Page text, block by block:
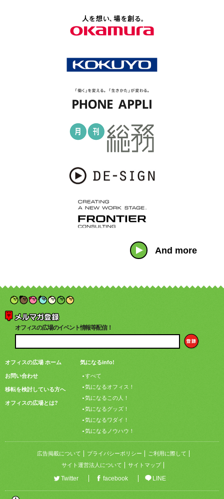
And more
オフィスの広場のイベント情報等配信！
オフィスの広場 ホーム
お問い合わせ
移転を検討している方へ
オフィスの広場とは?
気になるinfo!
すべて
気になるオフィス！
気になるこの人！
気になるグッズ！
気になるワダイ！
気になるノウハウ！
広告掲載について プライバシーポリシー
ご利用に際して
サイト運営法人について
サイトマップ
Twitter facebook LINE